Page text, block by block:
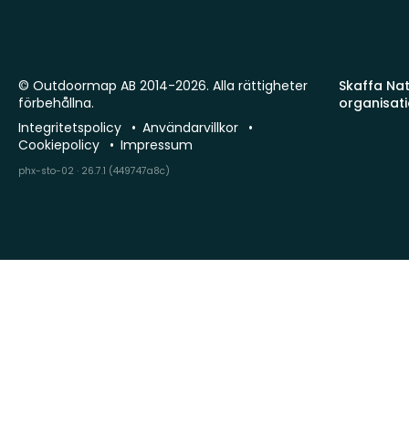
Skaffa
© Outdoormap AB 2014-2026. Alla rättigheter
förbehållna.
Integritetspolicy
Användarvillkor
Cookiepolicy
Impressum
phx-sto-02 · 26.7.1 (449747a8c)